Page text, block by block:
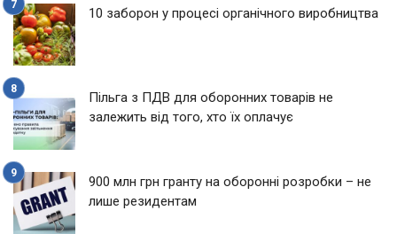
10 заборон у процесі органічного виробництва
Пільга з ПДВ для оборонних товарів не
залежить від того, хто їх оплачує
900 млн грн гранту на оборонні розробки – не
лише резидентам